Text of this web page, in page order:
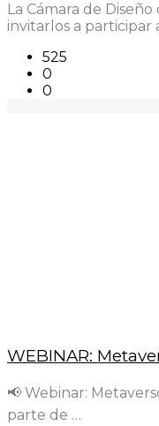
La Cámara de
invitarlos a participar
525
0
0
WEBINAR:
📢 Webinar:
parte de …